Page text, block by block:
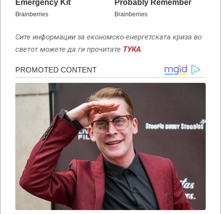
Сите информации за економско-енергетската криза во
светот можете да ги прочитате ТУКА.